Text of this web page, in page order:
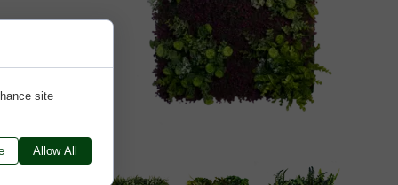
site
Allow All